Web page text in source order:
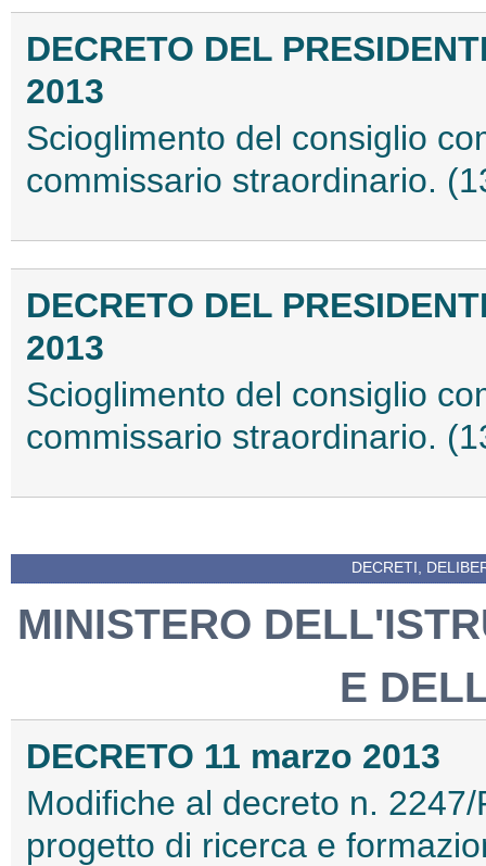
DECRETO DEL
2013
Scioglimento del consiglio
commissario straordinario.
DECRETO DEL
2013
Scioglimento del consiglio
commissario straordinario.
DECRETI,
MINISTERO
E
DECRETO 11 marzo 2013
Modifiche al decreto n.
progetto di ricerca e